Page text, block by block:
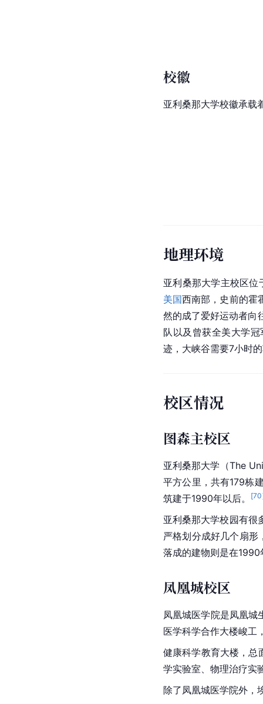
校徽
亚利桑那大学校徽承载
地理环境
亚利桑那大学主校区位
美国西南部，史前的霍
然的成了爱好运动者向
队以及曾获全美大学
迹，大峡谷需要7小时
校区情况
图森主校区
亚利桑那大学（The
平方公里，共有179栋
筑建于1990年以后。
[70
亚利桑那大学校园有很
严格划分成好几个 扇形
落成的建物则是在1990
凤凰城校区
凤凰城医学院是凤凰城
医学科学合作大楼峻工
健康科学教育大楼，总
学实验室、物理治疗实
除了凤凰城医学院外，